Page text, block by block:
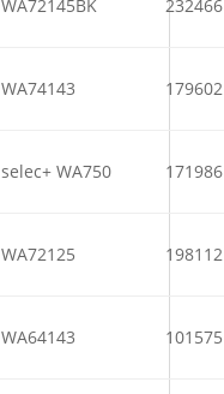
WA72145BK 232466
WA74143 179602
selec+ WA750 171986
WA72125 198112
WA64143 101575